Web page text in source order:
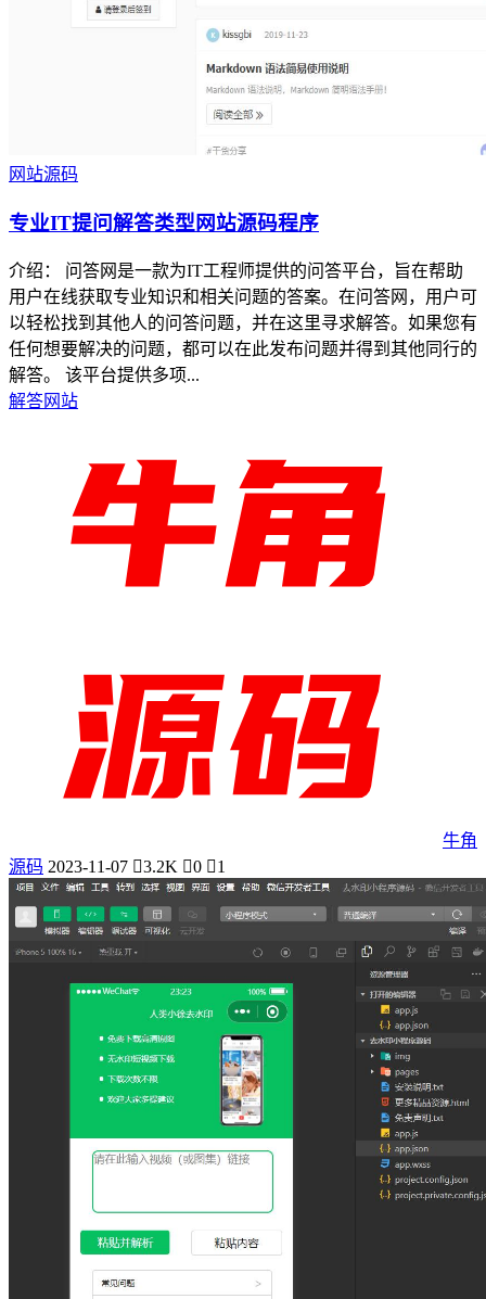
网站源码
专业IT提问解答类型网站源码程序
介绍： 问答网是一款为IT工程师提供的问答平台，旨在帮助
用户在线获取专业知识和相关问题的答案。在问答网，用户可
以轻松找到其他人的问答问题，并在这里寻求解答。如果您有
任何想要解决的问题，都可以在此发布问题并得到其他同行的
解答。 该平台提供多项...
解答网站
牛角
源码 2023-11-07 3.2K 0 1